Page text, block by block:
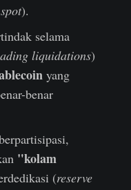
spot).
selama
liquidations)
yang
benar
"kolam
(reserve